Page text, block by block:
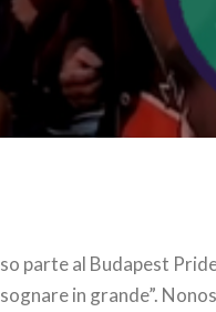
parte al Budapest
in grande”.